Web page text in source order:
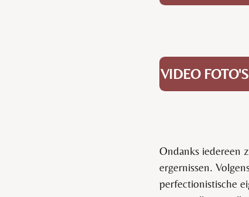
VIDEO
Ondanks iedereen
ergernissen.
perfectionistische